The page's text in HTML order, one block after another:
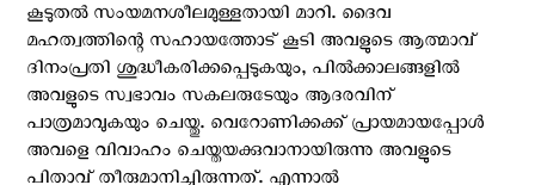
കൂടുതല്‍ സംയമനശീലമുള്ളതായി മാറി. ദൈവ
മഹത്വത്തിന്റെ സഹായത്തോട് കൂടി അവളുടെ ആത്മാവ്
ദിനംപ്രതി ശുദ്ധീകരിക്കപ്പെടുകയും, പില്‍ക്കാലങ്ങളില്‍
അവളുടെ സ്വഭാവം സകലരുടേയും ആദരവിന്
പാത്രമാവുകയും ചെയ്തു. വെറോണിക്കക്ക് പ്രായമായപ്പോള്‍
അവളെ വിവാഹം ചെയ്തയക്കുവാനായിരുന്നു അവളുടെ